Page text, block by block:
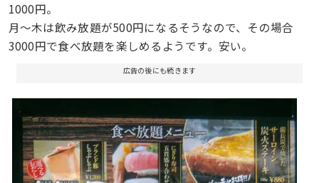
1000円。
月〜木は飲み放題が500円になるそうなので、その場合
3000円で食べ放題を楽しめるようです。安い。
広告の後にも続きます